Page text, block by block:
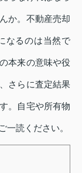
か。不動産売却
なるのは当然で
本来の意味や役
さらに査定結果
。自宅や所有物
一読ください。